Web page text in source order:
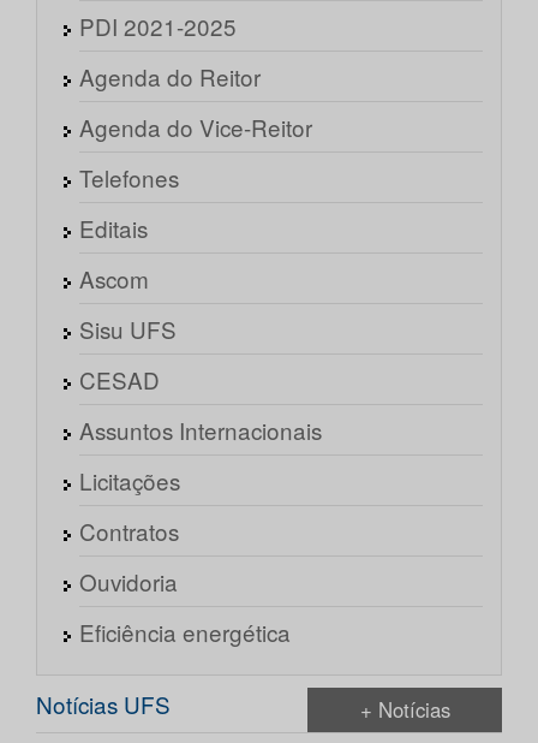
PDI 2021-2025
Agenda do Reitor
Agenda do Vice-Reitor
Telefones
Editais
Ascom
Sisu UFS
CESAD
Assuntos Internacionais
Licitações
Contratos
Ouvidoria
Eficiência energética
Notícias UFS + Notícias